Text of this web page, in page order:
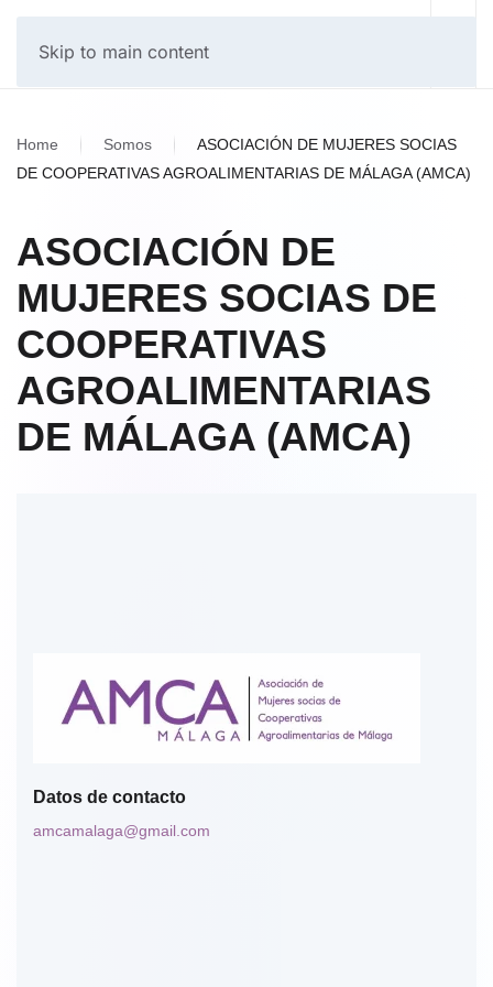
Skip to main content
Home Somos
ASOCIACIÓN DE MUJERES SOCIAS
DE COOPERATIVAS AGROALIMENTARIAS DE MÁLAGA (AMCA)
ASOCIACIÓN DE
MUJERES SOCIAS DE
COOPERATIVAS
AGROALIMENTARIAS
DE MÁLAGA (AMCA)
Datos de contacto
amcamalaga@gmail.com